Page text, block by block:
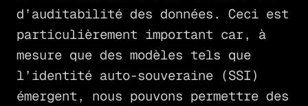
d’auditabilité des données. Ceci est
particulièrement important car, à
mesure que des modèles tels que
l’identité auto-souveraine (SSI)
émergent, nous pouvons permettre des